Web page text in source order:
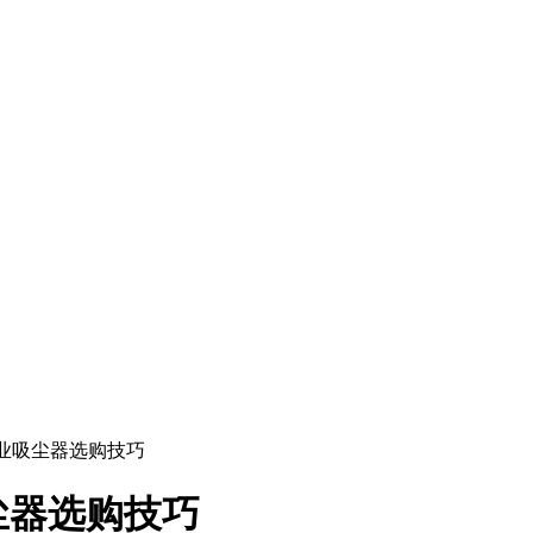
吸尘器选购技巧
选购技巧